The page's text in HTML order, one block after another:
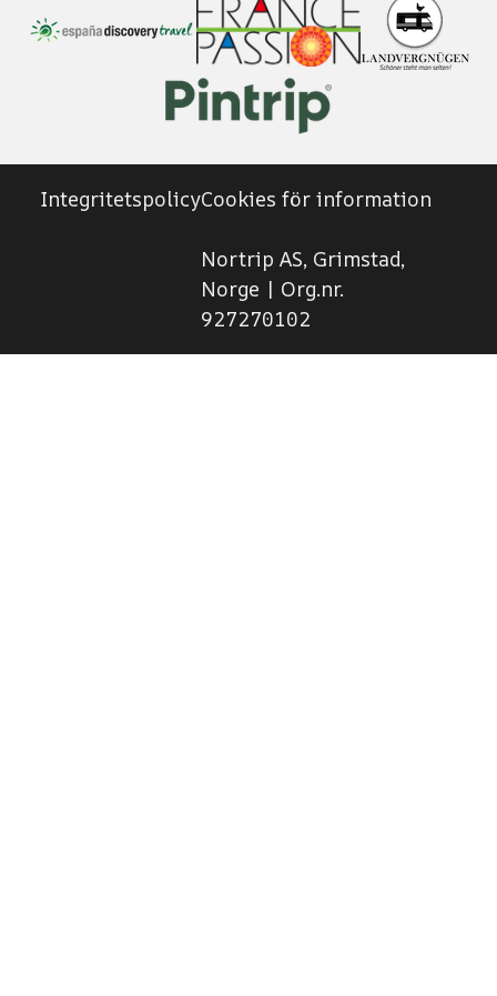
IntegritetspolicyCookies för information
Nortrip AS, Grimstad,
Norge | Org.nr.
927270102